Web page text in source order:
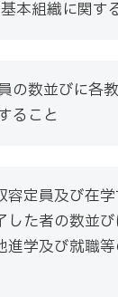
本組織に関す
の数並びに各
ること
定員及び在学
した者の数並
進学及び就職